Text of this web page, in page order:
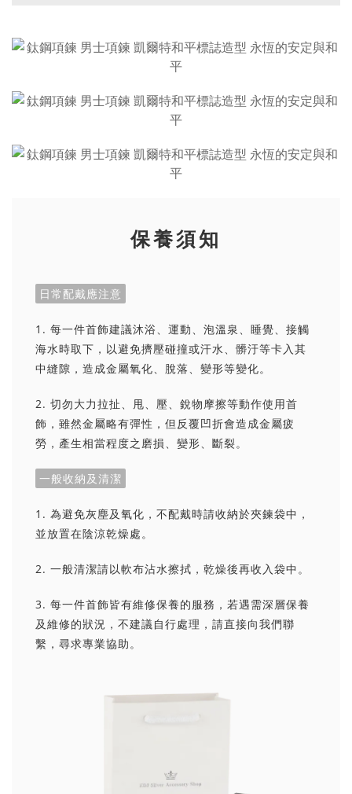
保養須知
日常配戴應注意
1. 每一件首飾建議沐浴、運動、泡溫泉、睡覺、接觸
海水時取下，以避免擠壓碰撞或汗水、髒汙等卡入其
中縫隙，造成金屬氧化、脫落、變形等變化。
2. 切勿大力拉扯、甩、壓、銳物摩擦等動作使用首
飾，雖然金屬略有彈性，但反覆凹折會造成金屬疲
勞，產生相當程度之磨損、變形、斷裂。
一般收納及清潔
1. 為避免灰塵及氧化，不配戴時請收納於夾鍊袋中，
並放置在陰涼乾燥處。
2. 一般清潔請以軟布沾水擦拭，乾燥後再收入袋中。
3. 每一件首飾皆有維修保養的服務，若遇需深層保養
及維修的狀況，不建議自行處理，請直接向我們聯
繫，尋求專業協助。